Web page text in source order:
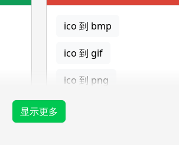
ico 到 bmp
ico 到 gif
ico 到 png
ico 到 tga
显示更多